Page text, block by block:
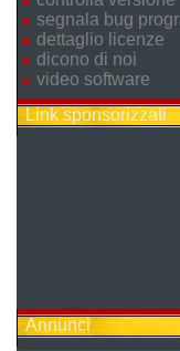
segnala bug
dettaglio licenze
dicono di noi
video software
Link sponsorizzati
Annunci